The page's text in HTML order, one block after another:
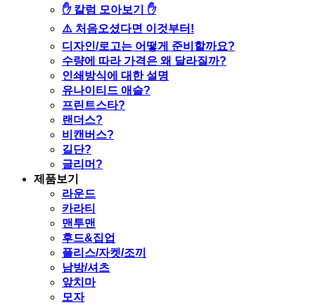
✋ 칼럼 모아보기 ✋
⚠️ 처음오셨다면 이것부터!
디자인/로고는 어떻게 준비할까요?
수량에 따라 가격은 왜 달라질까?
인쇄방식에 대한 설명
유나이티드 애슬?
프린트스타?
랜더스?
비캔버스?
길단?
글리머?
제품보기
라운드
카라티
맨투맨
후드&집업
플리스/자켓/조끼
남방/셔츠
앞치마
모자